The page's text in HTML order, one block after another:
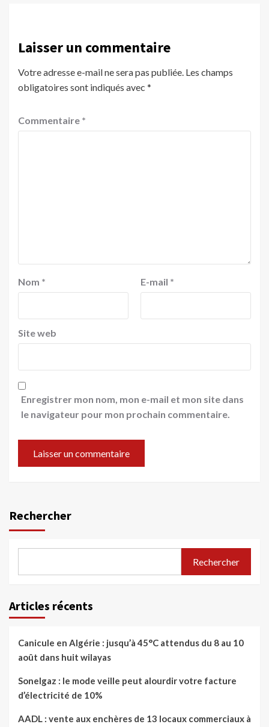
Laisser un commentaire
Votre adresse e-mail ne sera pas publiée. Les champs
obligatoires sont indiqués avec *
Commentaire *
Nom * E-mail *
Site web
Enregistrer mon nom, mon e-mail et mon site dans
le navigateur pour mon prochain commentaire.
Rechercher
Rechercher
Articles récents
Canicule en Algérie : jusqu’à 45°C attendus du 8 au 10
août dans huit wilayas
Sonelgaz : le mode veille peut alourdir votre facture
d’électricité de 10%
AADL : vente aux enchères de 13 locaux commerciaux à